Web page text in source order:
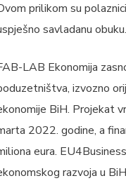
prilikom su
savladanu obuku.
LAB Ekonomija
izvozno
BiH. Projekat
2022. godine, a
eura.
razvoja u